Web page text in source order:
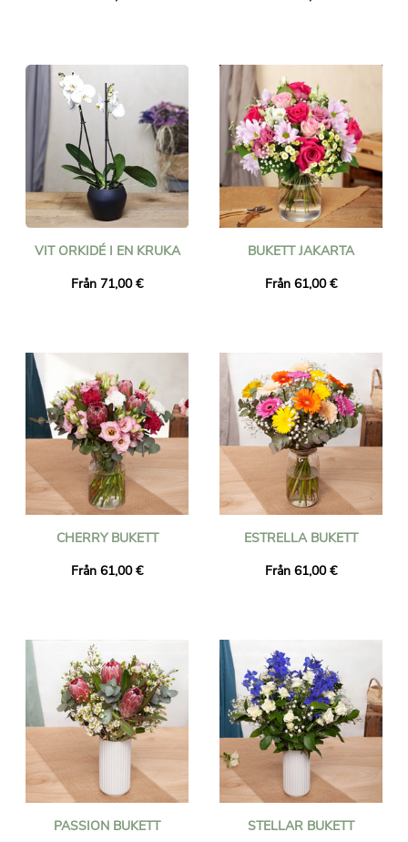
VIT ORKIDÉ I EN KRUKA
Från 71,00 €
BUKETT JAKARTA
Från 61,00 €
CHERRY BUKETT
Från 61,00 €
ESTRELLA BUKETT
Från 61,00 €
PASSION BUKETT
STELLAR BUKETT